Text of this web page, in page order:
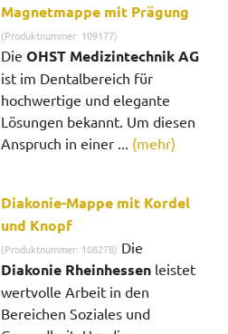
Magnetmappe mit Prägung
(Produktnummer: 109177)
DieOHST Medizintechnik AG
ist im Dentalbereich für
hochwertige und elegante
Lösungen bekannt. Um diesen
Anspruch in einer ... (mehr)
Diakonie-Mappe mit Kordel
und Knopf
(Produktnummer: 108278) Die
Diakonie Rheinhessen leistet
wertvolle Arbeit in den
Bereichen Soziales und